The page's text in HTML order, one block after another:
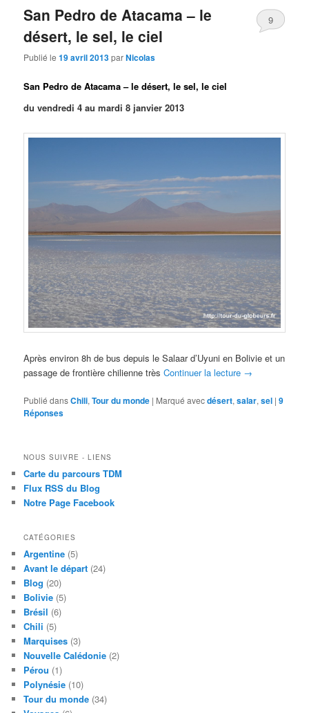
San Pedro de Atacama – le
désert, le sel, le ciel
Publié le19 avril 2013parNicolas
9
San Pedro de Atacama – le désert, le sel, le ciel
du vendredi 4 au mardi 8 janvier 2013
Après environ 8h de bus depuis le Salaar d’Uyuni en Bolivie et un
passage de frontière chilienne trèsContinuer la lecture →
Publié dansChili,Tour du monde | Marqué avecdésert,salar,sel |9
Réponses
NOUS SUIVRE - LIENS
Carte du parcours TDM
Flux RSS du Blog
Notre Page Facebook
CATÉGORIES
Argentine (5)
Avant le départ (24)
Blog (20)
Bolivie (5)
Brésil (6)
Chili (5)
Marquises (3)
Nouvelle Calédonie (2)
Pérou (1)
Polynésie (10)
Tour du monde (34)